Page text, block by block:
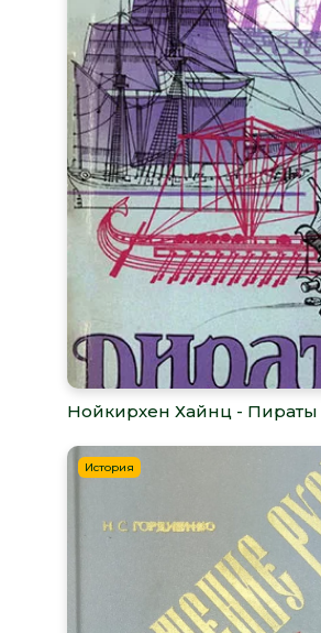
Нойкирхен Хайнц - Пираты
История